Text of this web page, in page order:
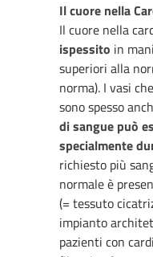
Il cuore nella
Il cuore nella
ispessito in
superiori alla
norma). I vasi
sono spesso
di sangue può
specialmente
richiesto più
normale è
(= tessuto
impianto
pazienti con